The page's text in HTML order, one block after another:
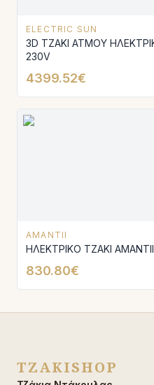
ELECTRIC SUN
3D ΤΖΑΚΙ ΑΤΜΟΥ
230V
4399.52€
AMANTII
830.80€
TZAKISHOP